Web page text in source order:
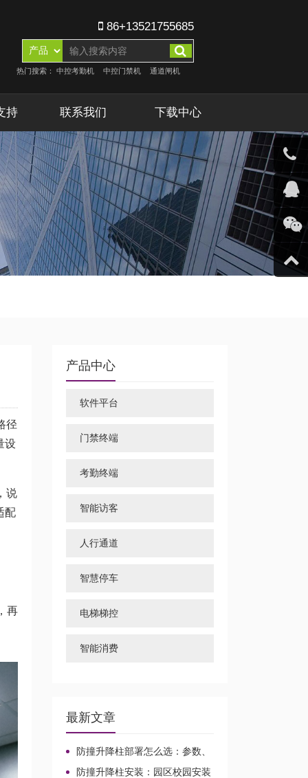
86+13521755685
热门搜索： 中控考勤机 中控门禁机 通道闸机
持 联系我们 下载中心
径
设
说
配
再
产品中心
软件平台
门禁终端
考勤终端
智能访客
人行通道
智慧停车
电梯梯控
智能消费
最新文章
防撞升降柱部署怎么选：参数、
接线与对接判断
防撞升降柱安装：园区校园安装
客服微